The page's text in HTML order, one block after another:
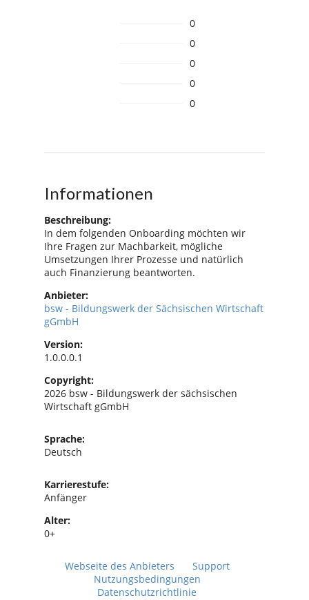
0
0
0
0
0
Informationen
Beschreibung:
In dem folgenden Onboarding möchten wir
Ihre Fragen zur Machbarkeit, mögliche
Umsetzungen Ihrer Prozesse und natürlich
auch Finanzierung beantworten.
Anbieter:
bsw - Bildungswerk der Sächsischen Wirtschaft
gGmbH
Version:
1.0.0.0.1
Copyright:
2026 bsw - Bildungswerk der sächsischen
Wirtschaft gGmbH
Sprache:
Deutsch
Karrierestufe:
Anfänger
Alter:
0+
Webseite des Anbieters
Support
Nutzungsbedingungen
Datenschutzrichtlinie